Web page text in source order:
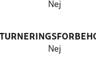
Nej
Nej